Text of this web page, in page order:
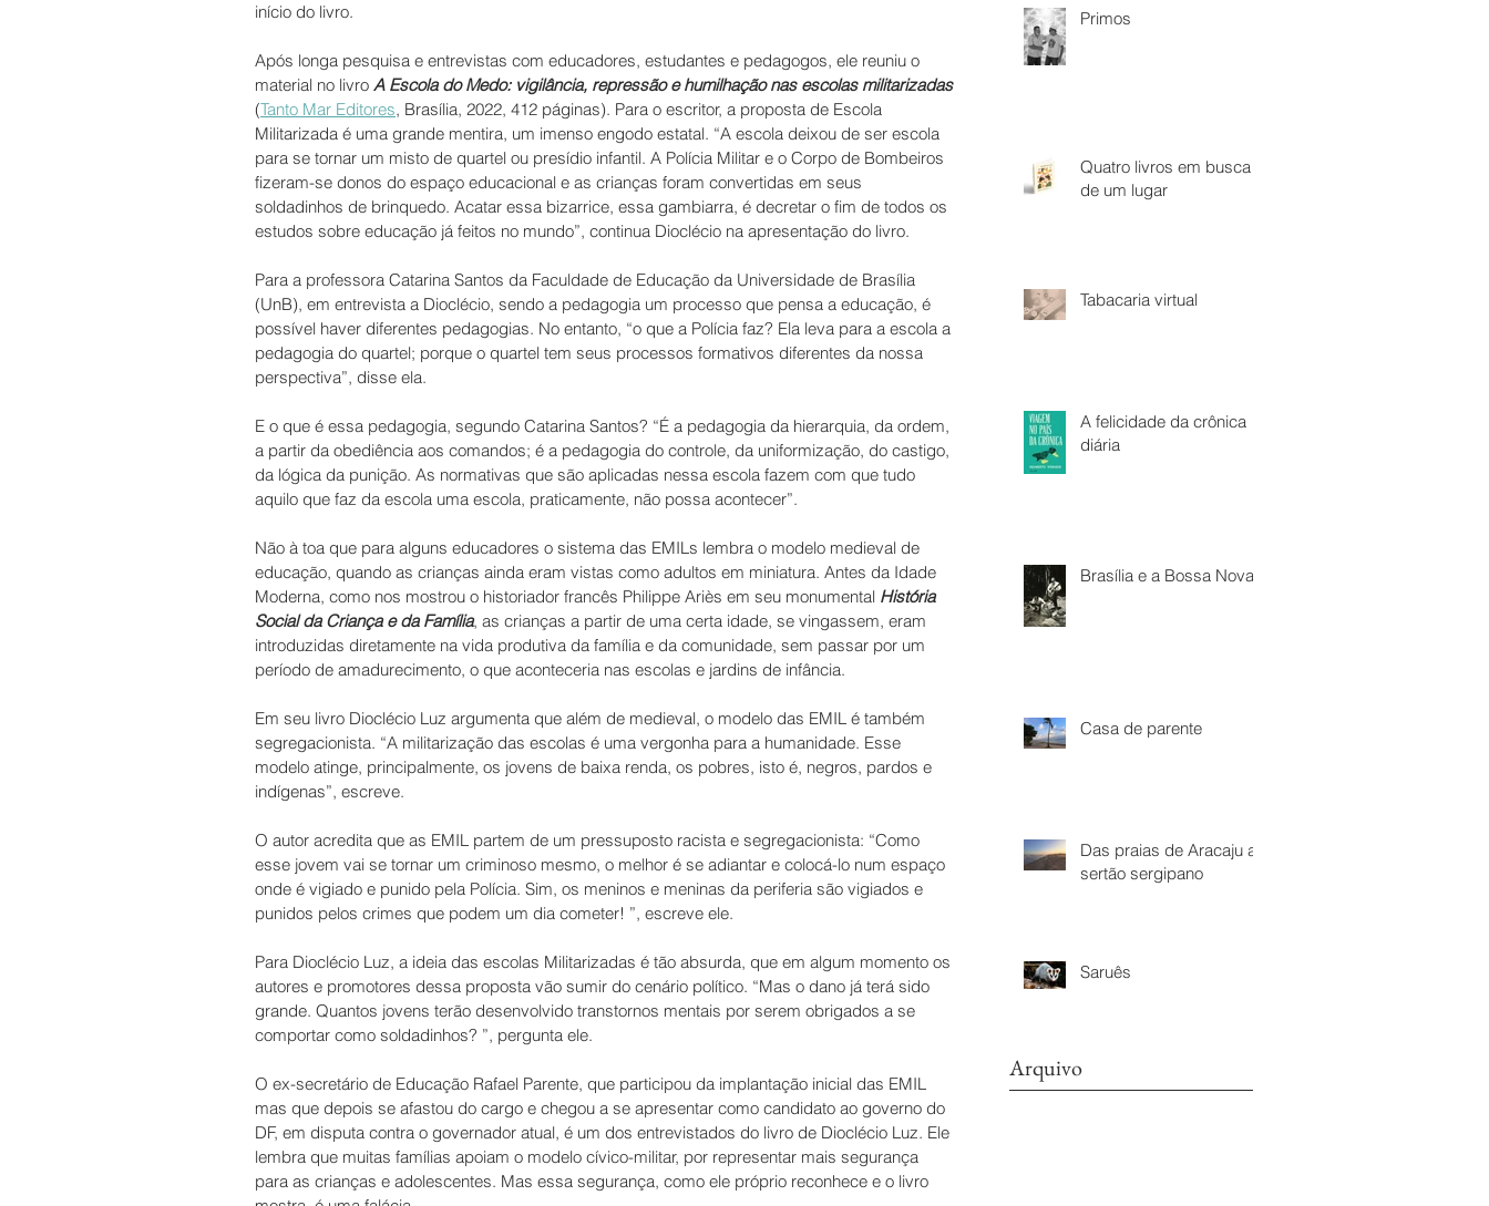
início do livro.
Após longa pesquisa e entrevistas com educadores, estudantes e pedagogos, ele reuniu o
material no livro A Escola do Medo: vigilância, repressão e humilhação nas escolas militarizadas
(Tanto Mar Editores, Brasília, 2022, 412 páginas). Para o escritor, a proposta de Escola
Militarizada é uma grande mentira, um imenso engodo estatal. “A escola deixou de ser escola
para se tornar um misto de quartel ou presídio infantil. A Polícia Militar e o Corpo de Bombeiros
fizeram-se donos do espaço educacional e as crianças foram convertidas em seus
soldadinhos de brinquedo. Acatar essa bizarrice, essa gambiarra, é decretar o fim de todos os
estudos sobre educação já feitos no mundo”, continua Dioclécio na apresentação do livro.
Para a professora Catarina Santos da Faculdade de Educação da Universidade de Brasília
(UnB), em entrevista a Dioclécio, sendo a pedagogia um processo que pensa a educação, é
possível haver diferentes pedagogias. No entanto, “o que a Polícia faz? Ela leva para a escola a
pedagogia do quartel; porque o quartel tem seus processos formativos diferentes da nossa
perspectiva”, disse ela.
E o que é essa pedagogia, segundo Catarina Santos? “É a pedagogia da hierarquia, da ordem,
a partir da obediência aos comandos; é a pedagogia do controle, da uniformização, do castigo,
da lógica da punição. As normativas que são aplicadas nessa escola fazem com que tudo
aquilo que faz da escola uma escola, praticamente, não possa acontecer”.
Não à toa que para alguns educadores o sistema das EMILs lembra o modelo medieval de
educação, quando as crianças ainda eram vistas como adultos em miniatura. Antes da Idade
Moderna, como nos mostrou o historiador francês Philippe Ariès em seu monumental História
Social da Criança e da Família, as crianças a partir de uma certa idade, se vingassem, eram
introduzidas diretamente na vida produtiva da família e da comunidade, sem passar por um
período de amadurecimento, o que aconteceria nas escolas e jardins de infância.
Em seu livro Dioclécio Luz argumenta que além de medieval, o modelo das EMIL é também
segregacionista. “A militarização das escolas é uma vergonha para a humanidade. Esse
modelo atinge, principalmente, os jovens de baixa renda, os pobres, isto é, negros, pardos e
indígenas”, escreve.
O autor acredita que as EMIL partem de um pressuposto racista e segregacionista: “Como
esse jovem vai se tornar um criminoso mesmo, o melhor é se adiantar e colocá-lo num espaço
onde é vigiado e punido pela Polícia. Sim, os meninos e meninas da periferia são vigiados e
punidos pelos crimes que podem um dia cometer! ”, escreve ele.
Para Dioclécio Luz, a ideia das escolas Militarizadas é tão absurda, que em algum momento os
autores e promotores dessa proposta vão sumir do cenário político. “Mas o dano já terá sido
grande. Quantos jovens terão desenvolvido transtornos mentais por serem obrigados a se
comportar como soldadinhos? ”, pergunta ele.
O ex-secretário de Educação Rafael Parente, que participou da implantação inicial das EMIL
mas que depois se afastou do cargo e chegou a se apresentar como candidato ao governo do
DF, em disputa contra o governador atual, é um dos entrevistados do livro de Dioclécio Luz. Ele
lembra que muitas famílias apoiam o modelo cívico-militar, por representar mais segurança
para as crianças e adolescentes. Mas essa segurança, como ele próprio reconhece e o livro
Primos
Quatro livros em busca
de um lugar
Tabacaria virtual
A felicidade da crônica
diária
Brasília e a Bossa Nova*
Casa de parente
Das praias de Aracaju ao
sertão sergipano
Saruês
Arquivo